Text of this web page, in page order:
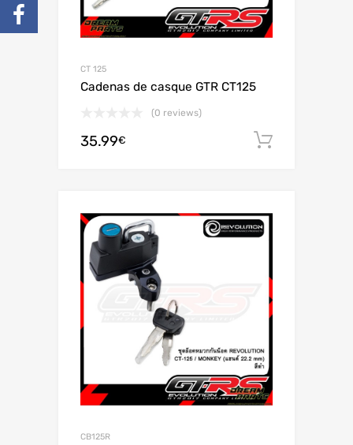
CT 125
Cadenas de casque GTR CT125
(0 reviews)
35.99€
CB125R